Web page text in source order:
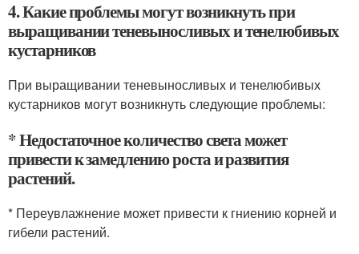
4. Какие проблемы могут возникнуть при
выращивании теневыносливых и тенелюбивых
кустарников
При выращивании теневыносливых и тенелюбивых
кустарников могут возникнуть следующие проблемы:
* Недостаточное количество света может
привести к замедлению роста и развития
растений.
* Переувлажнение может привести к гниению корней и
гибели растений.